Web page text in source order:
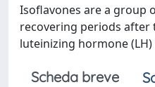
Isoflavones are a group
recovering periods
luteinizing hormone
Scheda breve